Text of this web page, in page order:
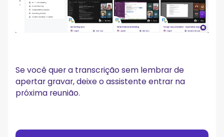
Se você quer a transcrição sem lembrar de
apertar gravar, deixe o assistente entrar na
próxima reunião.